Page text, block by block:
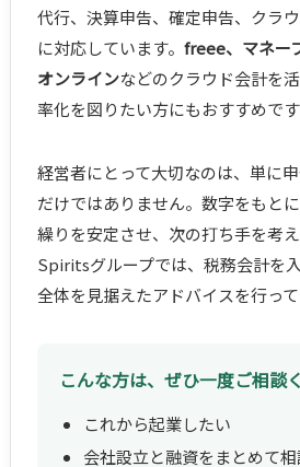
代行、決算申告、確定申告、クラ
に対応しています。 freee、マネー
オンラインなどのクラウド会計を
率化を図りたい方にもおすすめです
経営者にとって大切なのは、単に
だけではありません。数字をもと
繰りを安定させ、次の打ち手を考
Spiritsグループでは、税務会計を
全体を見据えたアドバイスを行って
こんな方は、ぜひ一度ご相談
これから起業したい
会社設立と融資をまとめて